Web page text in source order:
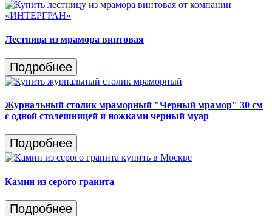
Лестница из мрамора винтовая
Подробнее
Журнальный столик мраморный "Черный мрамор" 30 см
с одной столешницей и ножками черный муар
Подробнее
Камин из серого гранита
Подробнее